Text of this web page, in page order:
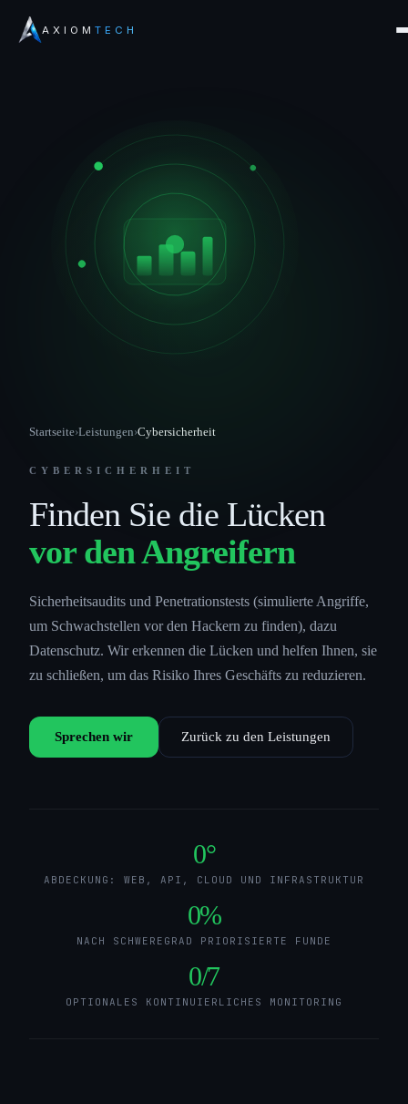
AXIOM TECH
Startseite›Leistungen›Cybersicherheit
CYBERSICHERHEIT
Finden Sie die Lücken
vor den Angreifern
Sicherheitsaudits und Penetrationstests (simulierte Angriffe,
um Schwachstellen vor den Hackern zu finden), dazu
Datenschutz. Wir erkennen die Lücken und helfen Ihnen, sie
zu schließen, um das Risiko Ihres Geschäfts zu reduzieren.
Sprechen wir Zurück zu den Leistungen
0°
ABDECKUNG: WEB, API, CLOUD UND INFRASTRUKTUR
0%
NACH SCHWEREGRAD PRIORISIERTE FUNDE
0/7
OPTIONALES KONTINUIERLICHES MONITORING